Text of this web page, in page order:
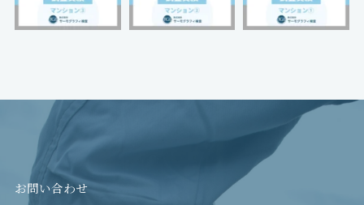
お問い合わせ